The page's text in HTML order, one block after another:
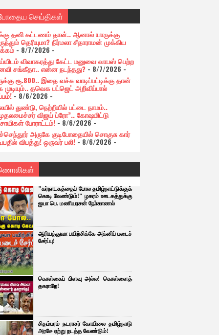
செய்திகள்
தனி கட்டணம் தான்.. ஆனால் யாருக்கு
தெரியுமா? நிர்மலா சீதாராமன் முக்கிய
- 8/7/2026 -
விவாகரத்து கேட்ட மனுவை வாபஸ் பெற்ற
சங்கீதா.. என்ன நடந்தது? - 8/7/2026 -
ரூ.800.. இதை வச்சு வாடிப்பட்டிக்கு தான்
தவெக பட்ஜெட் அறிவிப்பால்
- 8/6/2026 -
துண்டு, நெற்றியில் பட்டை நாமம்..
விஜய் ப்ரோ”.. கோஷமிட்டு
போராட்டம்! - 8/6/2026-
அருகே குடிபோதையில் சொகுசு கார்
விபத்து! ஒருவர் பலி! - 8/6/2026-
"கர்நாடகத்தைப் போல தமிழ்நாட்டுக்குக்
கொடி வேண்டும்!" ழகரம் ஊடகத்துக்கு
ஐயா பெ. மணியரசன் நோ்காணல்
ஆரியத்துவா பயிற்சிக்கே அக்னிப் படைச்
சேர்ப்பு!
கொள்கைப் பிளவு அல்ல! கொள்ளைத்
தகராறே!
சிதம்பரம் நடராசர் கோயிலை தமிழ்நாடு
அரசே ஏற்று நடத்த வேண்டும்!